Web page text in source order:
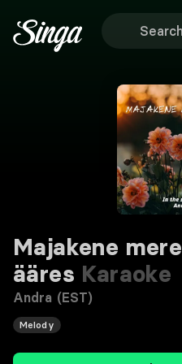
Majakene mere
ääres Karaoke
Andra (EST)
Melody